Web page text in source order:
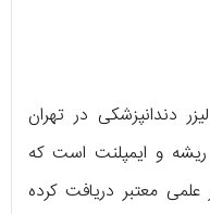
دندانپزشکی در تهران
و ایمپلنت است که
معتبر دریافت کرده